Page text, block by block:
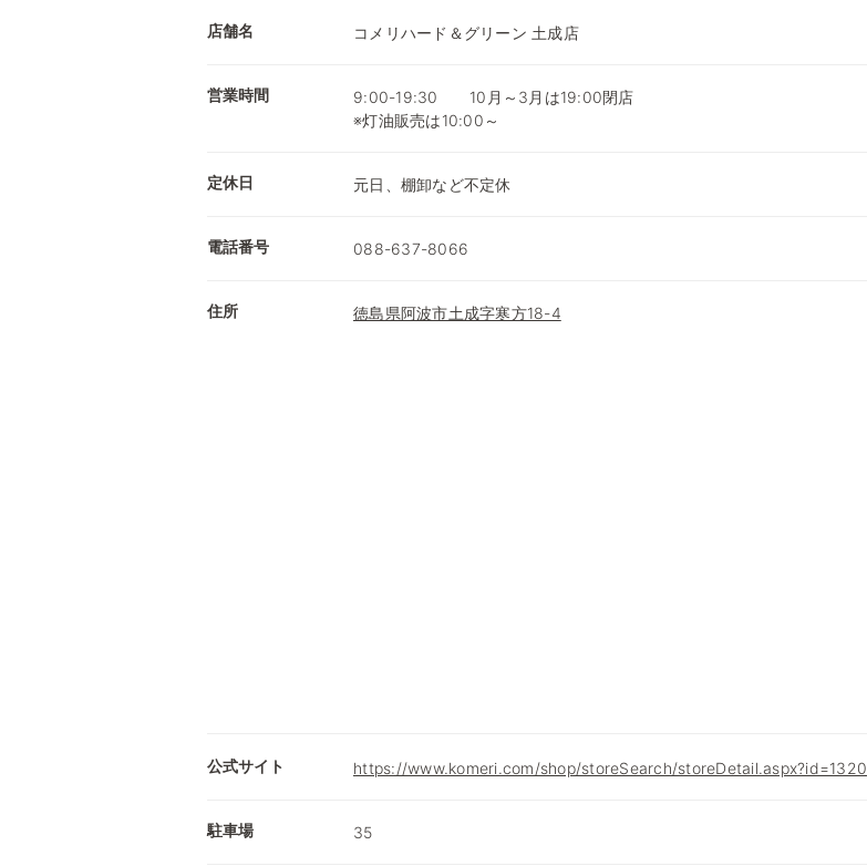
店舗名 コメリハード＆グリーン 土成店
営業時間
9:00-19:30 10月～3月は19:00閉店
※灯油販売は10:00～
定休日 元日、棚卸など不定休
電話番号 088-637-8066
住所 徳島県阿波市土成字寒方18-4
公式サイト https://www.komeri.com/shop/storeSearch/storeDetail.aspx?id=1320
駐車場 35